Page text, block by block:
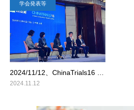
学会発表等
2024/11/12、ChinaTrials16 …
2024.11.12